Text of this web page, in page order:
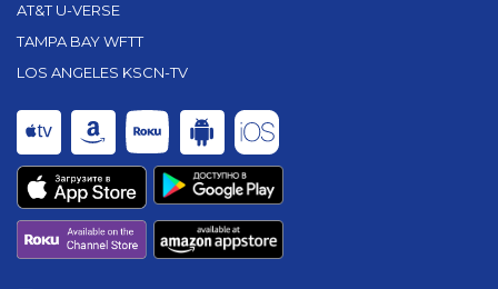
AT&T U-VERSE
TAMPA BAY WFTT
LOS ANGELES KSCN-TV